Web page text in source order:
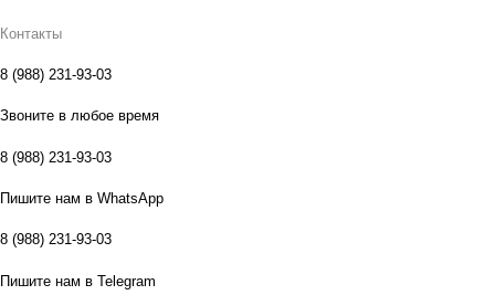
Контакты
8 (988) 231-93-03
Звоните в любое время
8 (988) 231-93-03
Пишите нам в WhatsApp
8 (988) 231-93-03
Пишите нам в Telegram